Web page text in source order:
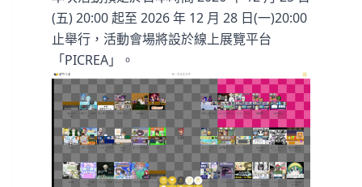
(五) 20:00 起至 2026 年 12 月 28 日(一)20:00
止舉行，活動會場將設於線上展覽平台
「PICREA」。